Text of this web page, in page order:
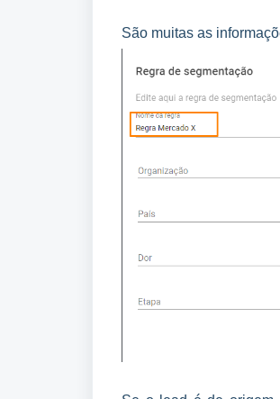
São muitas as